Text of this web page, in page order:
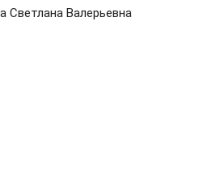
Светлана Валерьевна